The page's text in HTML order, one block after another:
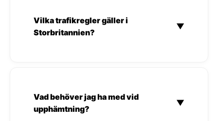
Vilka trafikregler gäller i
Storbritannien?
▼
Vad behöver jag ha med vid
upphämtning?
▼